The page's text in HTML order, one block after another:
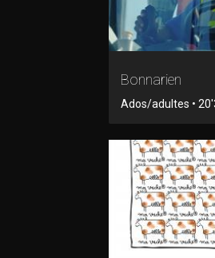
Bonnarien
Ados/adultes •